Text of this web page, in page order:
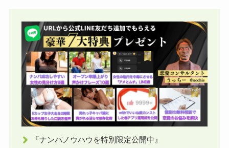
『ナンパノウハウを特別限定公開中』